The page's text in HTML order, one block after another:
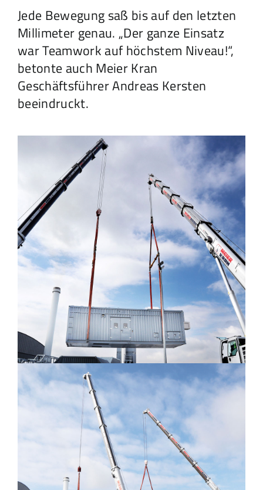
Jede Bewegung saß bis auf den letzten
Millimeter genau. „Der ganze Einsatz
war Teamwork auf höchstem Niveau!“,
betonte auch Meier Kran
Geschäftsführer Andreas Kersten
beeindruckt.